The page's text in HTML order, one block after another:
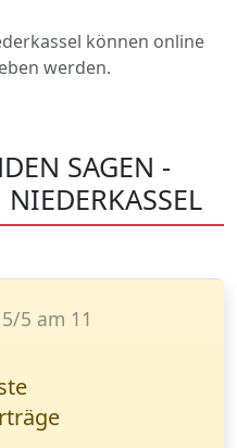
können online
werden.
SAGEN -
5 am 15
ist eine
in